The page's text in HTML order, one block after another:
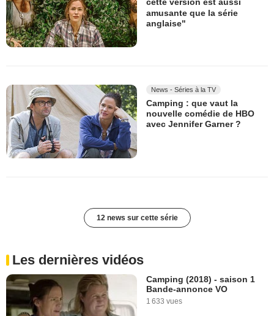
cette version est aussi
amusante que la série
anglaise"
News - Séries à la TV
Camping : que vaut la
nouvelle comédie de HBO
avec Jennifer Garner ?
12 news sur cette série
Les dernières vidéos
Camping (2018) - saison 1
Bande-annonce VO
1 633 vues